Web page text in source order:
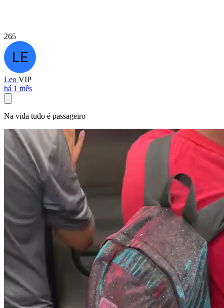
265
Leo VIP
há 1 mês
Na vida tudo é passageiro